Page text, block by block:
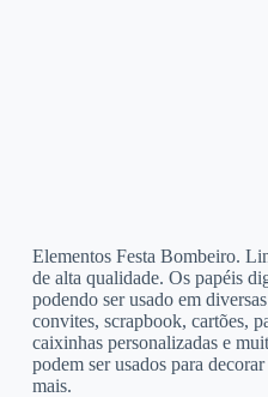
Elementos Festa Bombeiro.
de alta qualidade. Os papéis
podendo ser usado em
convites, scrapbook, cartões,
caixinhas personalizadas e
podem ser usados para
mais.